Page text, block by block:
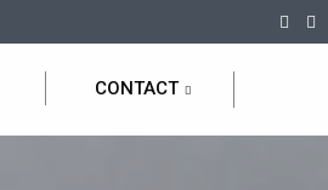
CONTACT